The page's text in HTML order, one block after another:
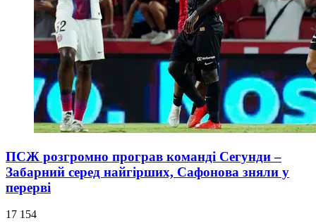
ПСЖ розгромно програв команді Сегунди –
Забарний серед найгірших, Сафонова зняли у
перерві
17 154